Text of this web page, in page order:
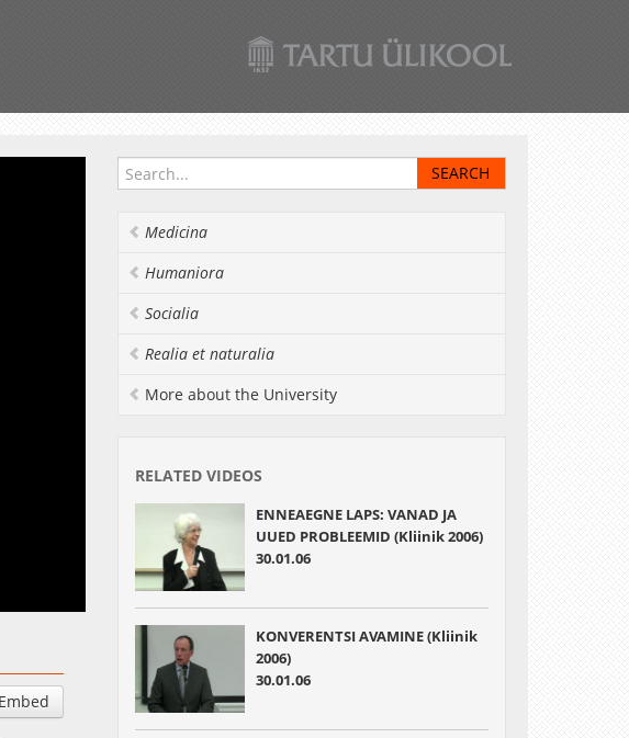
Embed
Medicina
Humaniora
Socialia
Realia et naturalia
More about the University
RELATED VIDEOS
ENNEAEGNE LAPS: VANAD JA
UUED PROBLEEMID (Kliinik 2006)
30.01.06
KONVERENTSI AVAMINE (Kliinik
2006)
30.01.06